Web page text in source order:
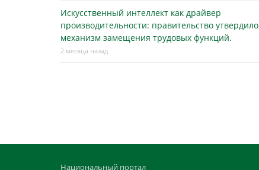
Искусственный интеллект как драйвер
производительности: правительство утвердило
механизм замещения трудовых функций.
2 месяца назад
Национальный портал